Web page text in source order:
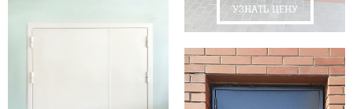
УЗНАТЬ ЦЕНУ